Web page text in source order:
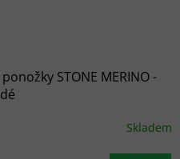
STONE MERINO -
Skladem